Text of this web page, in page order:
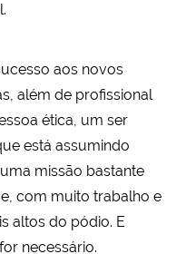
aos novos
além de profissional
ética, um ser
está assumindo
missão bastante
com muito trabalho e
altos do pódio. E
necessário.